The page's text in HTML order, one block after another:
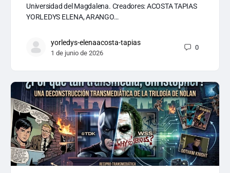
Universidad del Magdalena. Creadores: ACOSTA TAPIAS
YORLEDYS ELENA, ARANGO…
yorledys-elenaacosta-tapias
1 de junio de 2026
0